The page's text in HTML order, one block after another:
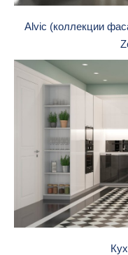
Alvic (коллекции